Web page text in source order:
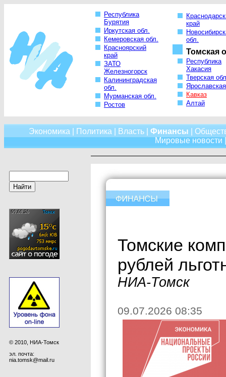
Республика
Бурятия
Иркутская обл.
Кемеровская обл.
Красноярский
край
ЗАТО
Железногорск
Калининградская
обл.
Мурманская обл.
Ростов
край
обл.
Томская
Республика
Хакасия
Тверская
Кавказ
Алтай
Экономика Политика Власть| Финансы
Мировые новости
© 2010, НИА-Томск
эл. почта:
nia.tomsk@mail.ru
Томские
рублей
НИА-Томск
09.07.2026 08:35